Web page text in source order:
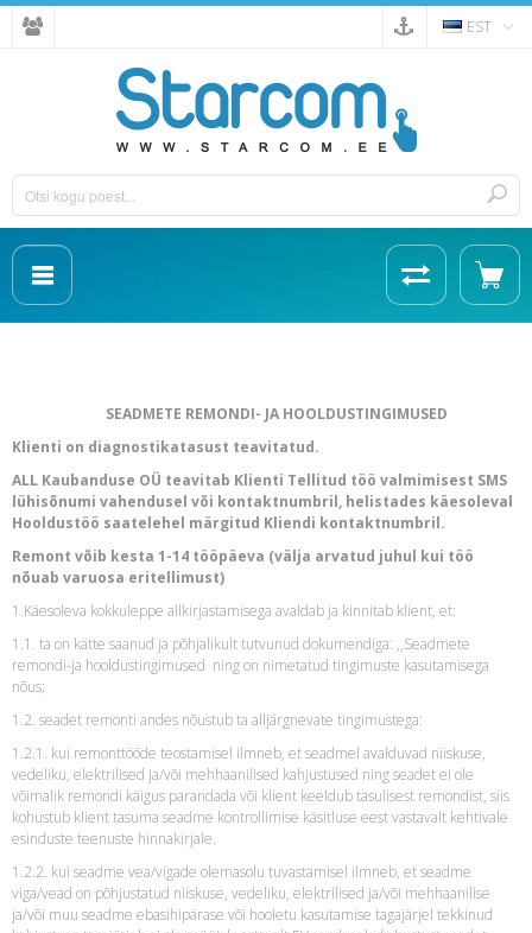
EST
SEADMETE REMONDI- JA HOOLDUSTINGIMUSED
Klienti on diagnostikatasust teavitatud.
ALL Kaubanduse OÜ teavitab Klienti Tellitud töö valmimisest SMS
lühisõnumi vahendusel või kontaktnumbril, helistades käesoleval
Hooldustöö saatelehel märgitud Kliendi kontaktnumbril.
Remont võib kesta 1-14 tööpäeva (välja arvatud juhul kui töö
nõuab varuosa eritellimust)
1.Käesoleva kokkuleppe allkirjastamisega avaldab ja kinnitab klient, et:
1.1. ta on kätte saanud ja põhjalikult tutvunud dokumendiga: ,,Seadmete
remondi-ja hooldustingimused ning on nimetatud tingimuste kasutamisega
nõus;
1.2. seadet remonti andes nõustub ta alljärgnevate tingimustega:
1.2.1. kui remonttööde teostamisel ilmneb, et seadmel avalduvad niiskuse,
vedeliku, elektrilised ja/või mehhaanilised kahjustused ning seadet ei ole
võimalik remondi käigus parandada või klient keeldub tasulisest remondist, siis
kohustub klient tasuma seadme kontrollimise käsitluse eest vastavalt kehtivale
esinduste teenuste hinnakirjale.
1.2.2. kui seadme vea/vigade olemasolu tuvastamisel ilmneb, et seadme
viga/vead on põhjustatud niiskuse, vedeliku, elektrilised ja/või mehhaanilise
ja/või muu seadme ebasihipärase või hooletu kasutamise tagajärjel tekkinud